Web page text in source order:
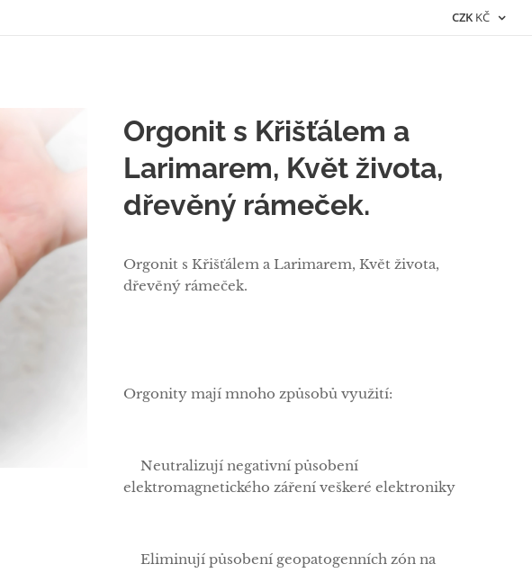
CZK KČ
Orgonit s Křišťálem a
Larimarem, Květ života,
dřevěný rámeček.
Orgonit s Křišťálem a Larimarem, Květ života,
dřevěný rámeček.
Orgonity mají mnoho způsobů využití:
✅Neutralizují negativní působení
elektromagnetického záření veškeré elektroniky
✅Eliminují působení geopatogenních zón na